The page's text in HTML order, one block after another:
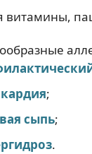
;
сыпь;
.